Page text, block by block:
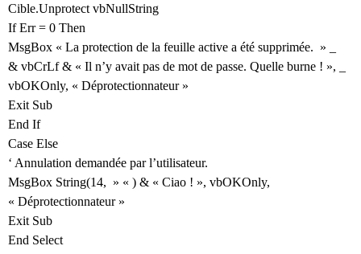
Cible.Unprotect vbNullString
If Err = 0 Then
MsgBox « La protection de la feuille active a été supprimée. » _
& vbCrLf & « Il n’y avait pas de mot de passe. Quelle burne ! », _
vbOKOnly, « Déprotectionnateur »
Exit Sub
End If
Case Else
‘ Annulation demandée par l’utilisateur.
MsgBox String(14, » « ) & « Ciao ! », vbOKOnly,
« Déprotectionnateur »
Exit Sub
End Select